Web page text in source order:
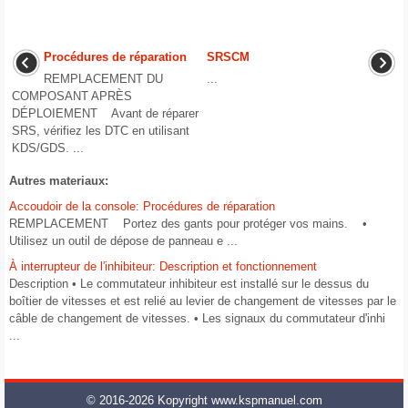
Procédures de réparation
REMPLACEMENT DU
COMPOSANT APRÈS
DÉPLOIEMENT Avant de réparer
SRS, vérifiez les DTC en utilisant
KDS/GDS. ...
SRSCM
...
Autres materiaux:
Accoudoir de la console: Procédures de réparation
REMPLACEMENT Portez des gants pour protéger vos mains. •
Utilisez un outil de dépose de panneau e ...
À interrupteur de l′inhibiteur: Description et fonctionnement
Description • Le commutateur inhibiteur est installé sur le dessus du
boîtier de vitesses et est relié au levier de changement de vitesses par le
câble de changement de vitesses. • Les signaux du commutateur d'inhi
...
© 2016-2026 Kopyright www.kspmanuel.com